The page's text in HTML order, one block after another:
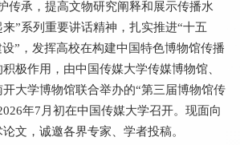
传承，提高文物研究阐释和展示传播水
”系列重要讲话精神，扎实推进“十五
”，发挥高校在构建中国特色博物馆传播
极作用，由中国传媒大学传媒博物馆、
开大学博物馆联合举办的“第三届博物馆传
年7月初在中国传媒大学召开。现面向
文，诚邀各界专家、学者投稿。